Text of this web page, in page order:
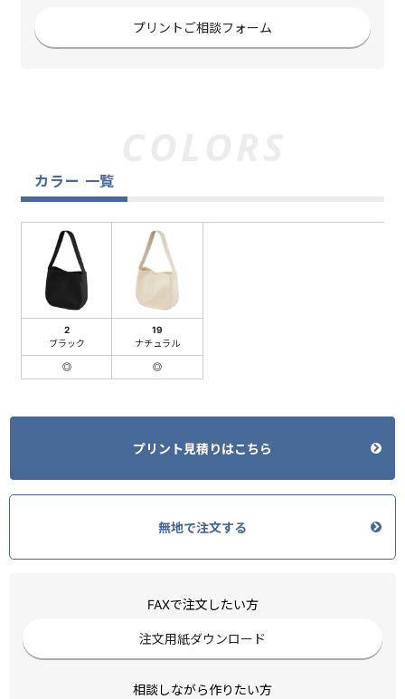
プリントご相談フォーム
カラー 一覧
2
ブラック
◎
19
ナチュラル
◎
プリント見積りはこちら
無地で注文する
FAXで注文したい方
注文用紙ダウンロード
相談しながら作りたい方